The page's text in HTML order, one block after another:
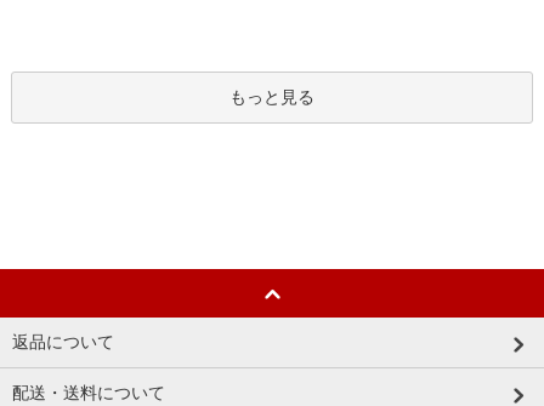
もっと見る
返品について
配送・送料について